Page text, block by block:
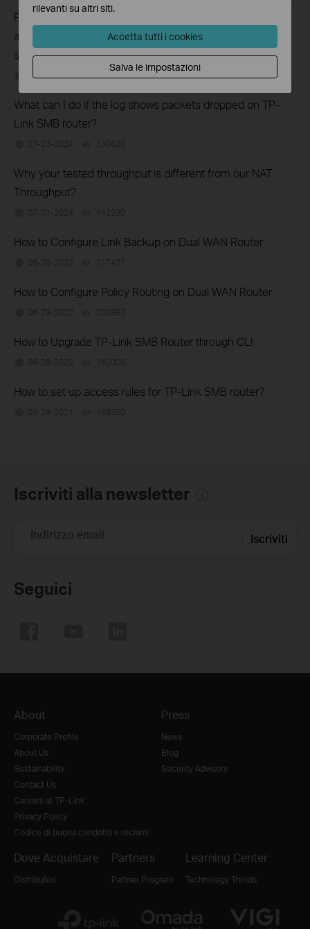
Perché non riesco ad ottenere l'effetto del test di
aggregazione della larghezza di banda multi-wan tramite
speedtest.net dal router SMB?
01-12-2021
What can I do if the log shows packets dropped on TP-
Link SMB router?
07-23-2024 130626
Why your tested throughput is different from our NAT
Throughput?
07-01-2024 142230
How to Configure Link Backup on Dual WAN Router
06-29-2022 217427
How to Configure Policy Routing on Dual WAN Router
06-29-2022 202882
How to Upgrade TP-Link SMB Router through CLI
06-28-2022 162009
How to set up access rules for TP-Link SMB router?
09-28-2021 168350
Iscriviti alla newsletter
Indirizzo email Iscriviti
Seguici
About
Corporate Profile
About Us
Sustainability
Contact Us
Careers at TP-Link
Privacy Policy
Codice di buona condotta e reclami
Press
News
Blog
Security Advisory
Dove Acquistare
Distributori
Partners
Partner Program
Learning Center
Technology Trends
rilevanti su altri siti.
Accetta tutti i cookies
Salva le impostazioni